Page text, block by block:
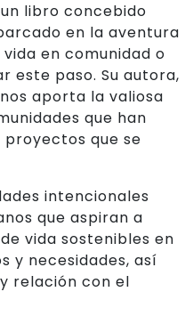
libro concebido
en la aventura
en comunidad o
este paso. Su autora,
aporta la valiosa
que han
que se
intencionales
que aspiran a
vida sostenibles en
y necesidades, así
relación con el